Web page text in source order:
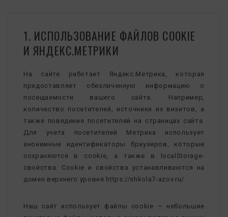
1. ИСПОЛЬЗОВАНИЕ ФАЙЛОВ COOKIE
И ЯНДЕКС.МЕТРИКИ
На сайте работает Яндекс.Метрика, которая
предоставляет обезличенную информацию о
посещаемости вашего сайта. Например,
количество посетителей, источники их визитов, а
также поведение посетителей на страницах сайта.
Для учета посетителей Метрика использует
анонимные идентификаторы браузеров, которые
сохраняются в cookie, а также в localStorage-
свойства. Cookie и свойства устанавливаются на
домен верхнего уровня https://shkola7-azov.ru/
Наш сайт использует файлы cookie — небольшие